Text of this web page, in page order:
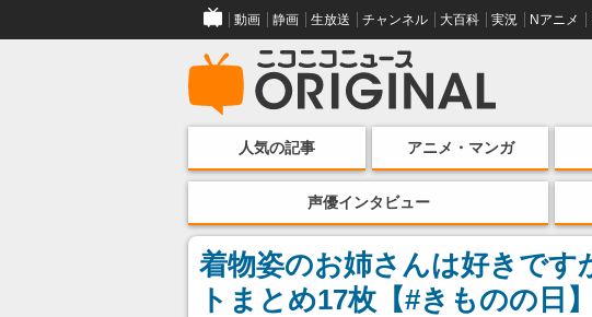
動画 静画 生放送 チャンネル 大百科 実況 Nアニメ
人気の記事 アニメ・マンガ
声優インタビュー
着物姿のお姉さんは好きで
トまとめ17枚【#きものの日】